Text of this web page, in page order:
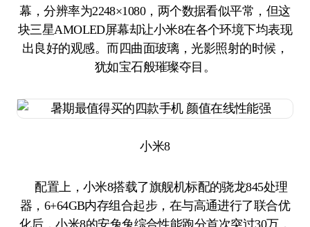
幕，分辨率为2248×1080，两个数据看似平常，但这
块三星AMOLED屏幕却让小米8在各个环境下均表现
出良好的观感。而四曲面玻璃，光影照射的时候，
犹如宝石般璀璨夺目。
小米8
配置上，小米8搭载了旗舰机标配的骁龙845处理
器，6+64GB内存组合起步，在与高通进行了联合优
化后，小米8的安兔兔综合性能跑分首次突过30万，